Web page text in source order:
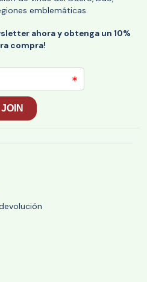
emblemáticas.
ahora y obtenga un 10%
compra!